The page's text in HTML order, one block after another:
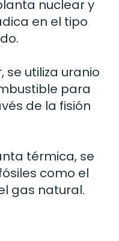
nuclear y
en el tipo
se utiliza uranio
para
de la fisión
térmica, se
como el
gas natural.